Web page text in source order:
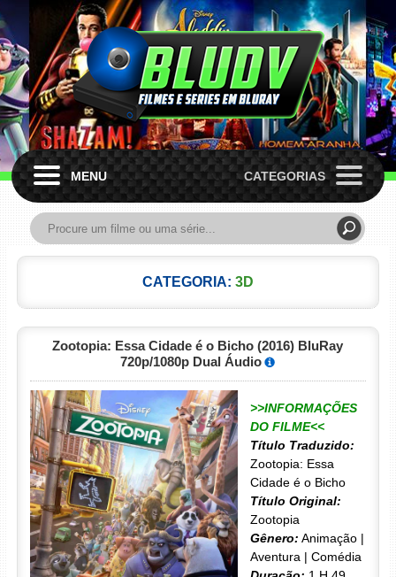
MENU CATEGORIAS
CATEGORIA: 3D
Zootopia: Essa Cidade é o Bicho (2016) BluRay
720p/1080p Dual Áudio
>>INFORMAÇÕES
DO FILME<<
Título Traduzido:
Zootopia: Essa
Cidade é o Bicho
Título Original:
Zootopia
Gênero: Animação |
Aventura | Comédia